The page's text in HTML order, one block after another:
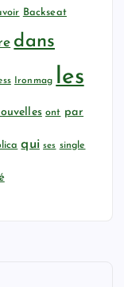
Backseat
dans
Ironmag les
ont par
qui ses single